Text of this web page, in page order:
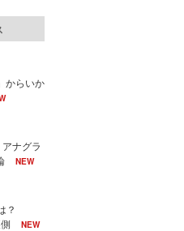
からいか
ナグラ
NEW
？
NEW